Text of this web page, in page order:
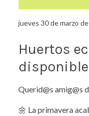
jueves 30 de marzo
Huertos
Querid@s amig@s
🌼 La primavera